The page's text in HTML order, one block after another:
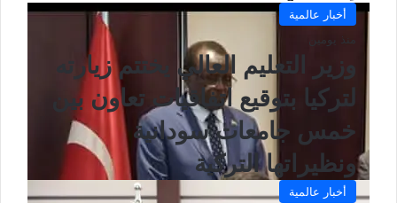
أخبار عالمية
منذ يومين
وزير التعليم العالي يختتم زيارته
لتركيا بتوقيع اتفاقيات تعاون بين
خمس جامعات سودانية
ونظيراتها التركية
أخبار عالمية